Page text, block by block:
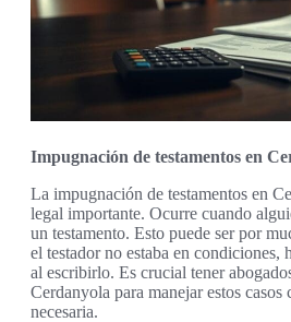
Impugnación de testamentos en
La impugnación de testamentos en
legal importante. Ocurre cuando
un testamento. Esto puede ser por
el testador no estaba en condiciones,
al escribirlo. Es crucial tener
Cerdanyola para manejar estos casos
necesaria.